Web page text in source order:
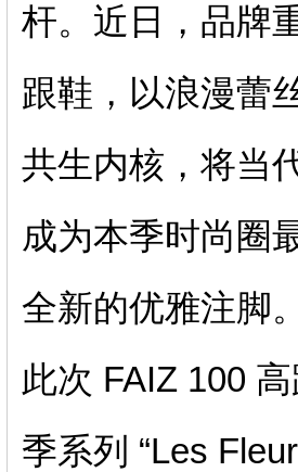
杆。近日，品牌
跟鞋，以浪漫蕾
共生内核，将当
成为本季时尚圈
全新的优雅注脚。
此次 FAIZ 100
季系列 “Les